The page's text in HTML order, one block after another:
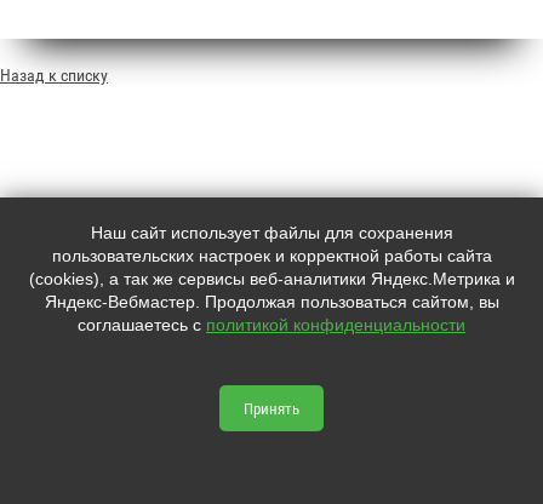
Назад к списку
bc-reductor.ru © 2026
Наш адрес:
Санкт-Петербург, Промышленная
улица, 19
Контакты:
+7 (812) 702-39-13
Наш сайт использует файлы для сохранения
пользовательских настроек и корректной работы сайта
(cookies), а так же сервисы веб-аналитики Яндекс.Метрика и
Яндекс-Вебмастер. Продолжая пользоваться сайтом, вы
соглашаетесь с политикой конфиденциальности
Принять